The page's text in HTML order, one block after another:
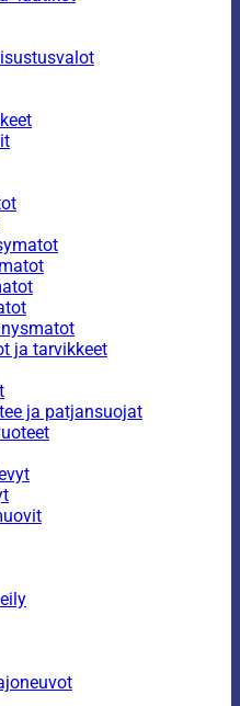
ja tarvikkeet
ja patjansuojat